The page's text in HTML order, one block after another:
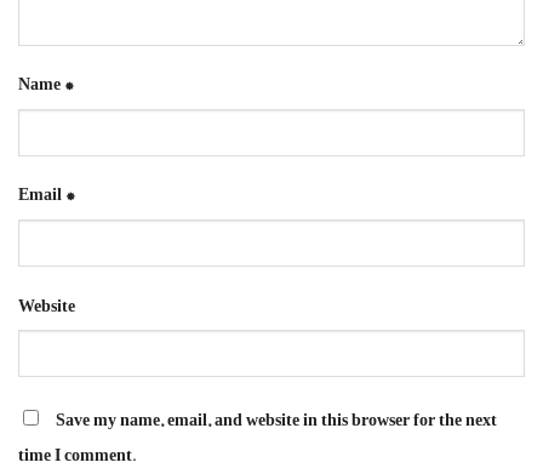
Name *
Email *
Website
Save my name, email, and website in this browser for the next
time I comment.